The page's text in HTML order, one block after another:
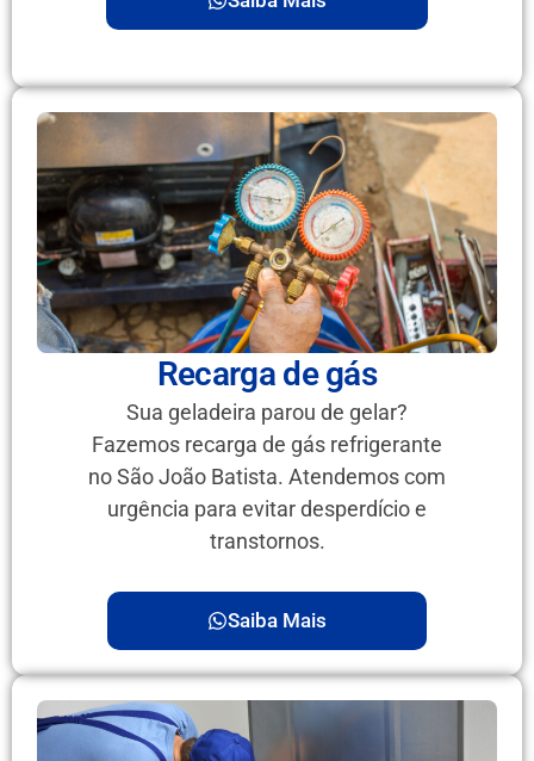
Recarga de gás
Sua geladeira parou de gelar?
Fazemos recarga de gás refrigerante
no São João Batista. Atendemos com
urgência para evitar desperdício e
transtornos.
Saiba Mais